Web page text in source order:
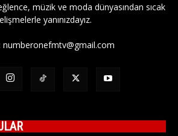
müzik ve moda dünyasından sıcak
yanınızdayız.
numberonefmtv@gmail.com